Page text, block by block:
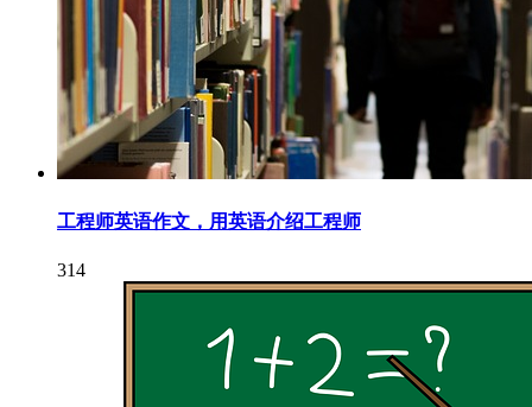
工程师英语作文，用英语介绍工程师
314